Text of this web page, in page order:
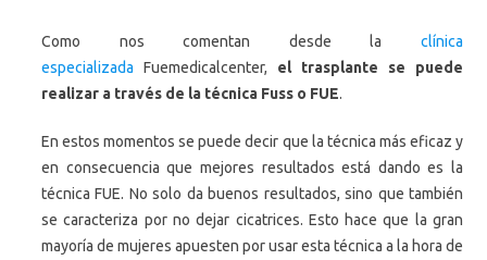
Como nos comentan desde la clínica
especializada Fuemedicalcenter, el trasplante se puede
realizar a través de la técnica Fuss o FUE.
En estos momentos se puede decir que la técnica más eficaz y
en consecuencia que mejores resultados está dando es la
técnica FUE. No solo da buenos resultados, sino que también
se caracteriza por no dejar cicatrices. Esto hace que la gran
mayoría de mujeres apuesten por usar esta técnica a la hora de